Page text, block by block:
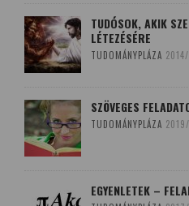
TUDÓSOK, AKIK
LÉTEZÉSÉRE
TUDOMÁNYPLÁZA
SZÖVEGES
TUDOMÁNYPLÁZA
EGYENLETEK –